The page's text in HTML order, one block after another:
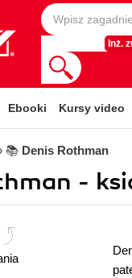
Inż.
Ebooki Kursy video
📚 Denis Rothman
-